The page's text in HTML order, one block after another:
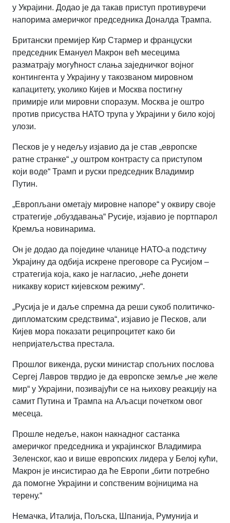
у Украјини. Додао је да такав приступ противуречи
напорима америчког председника Доналда Трампа.
Британски премијер Кир Стармер и француски
председник Емануел Макрон већ месецима
разматрају могућност слања заједничког војног
контингента у Украјину у такозваном мировном
капацитету, уколико Кијев и Москва постигну
примирје или мировни споразум. Москва је оштро
против присуства НАТО трупа у Украјини у било којој
улози.
Песков је у недељу изјавио да је став „европске
ратне странке“ „у оштром контрасту са приступом
који воде“ Трамп и руски председник Владимир
Путин.
„Европљани ометају мировне напоре“ у оквиру своје
стратегије „обуздавања“ Русије, изјавио је портпарол
Кремља новинарима.
Он је додао да поједине чланице НАТО-а подстичу
Украјину да одбија искрене преговоре са Русијом –
стратегија која, како је нагласио, „неће донети
никакву корист кијевском режиму“.
„Русија је и даље спремна да реши сукоб политичко-
дипломатским средствима“, изјавио је Песков, али
Кијев мора показати реципроцитет како би
непријатељства престала.
Прошлог викенда, руски министар спољних послова
Сергеј Лавров тврдио је да европске земље „не желе
мир“ у Украјини, позивајући се на њихову реакцију на
самит Путина и Трампа на Аљасци почетком овог
месеца.
Прошле недеље, након накнадног састанка
америчког председника и украјинског Владимира
Зеленског, као и више европских лидера у Белој кући,
Макрон је инсистирао да ће Европи „бити потребно
да помогне Украјини и сопственим војницима на
терену.“
Немачка, Италија, Пољска, Шпанија, Румунија и